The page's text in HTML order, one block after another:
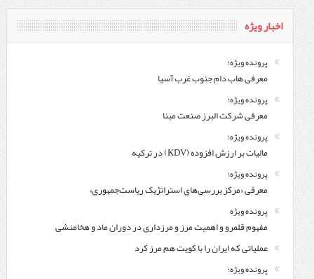
اخبار ویژه
پرونده ویژه؛
معرفی هاب دام جنوب غرب آسیا
پرونده ویژه؛
معرفی شركت البرز صنعت مبنا
پرونده ویژه؛
مالیات بر ارزش افزوده (KDV) در ترکیه
پرونده ویژه؛
معرفی «مرکز بررسی‌های استراتژیک ریاست‌جمهوری»
پرونده ویژه
مفهوم قلمرو و اهمیت مرز و مرزداری در دوران ماد و هخامنشی
عملیاتی که ایران را با کویت هم مرز کرد
پرونده ویژه؛